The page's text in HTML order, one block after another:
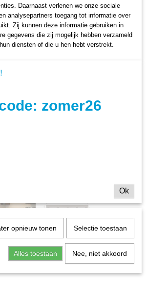
Bar 5L / Sienna
Daarnaast verlenen we onze sociale
analysepartners toegang tot informatie over
Zij kunnen deze informatie gebruiken in
gegevens die zij mogelijk hebben verzameld
diensten of die u hen hebt verstrekt.
zomer26
Ok
opnieuw tonen Selectie toestaan
Alles toestaan Nee, niet akkoord